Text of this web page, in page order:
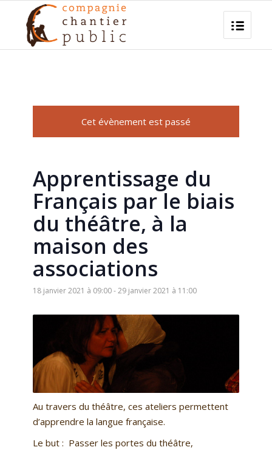
Cet évènement est passé
Apprentissage du
Français par le biais
du théâtre, à la
maison des
associations
18 janvier 2021 à 09:00-29 janvier 2021 à 11:00
Au travers du théâtre, ces ateliers permettent
d’apprendre la langue française.
Le but : Passer les portes du théâtre,